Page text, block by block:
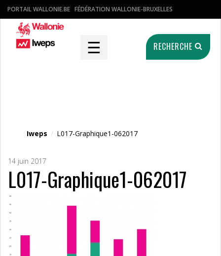
PORTAIL WALLONIE.BE FÉDÉRATION WALLONIE-BRUXELLES
☰ RECHERCHE
Iweps / L017-Graphique1-062017
14 juin 2017
L017-Graphique1-062017